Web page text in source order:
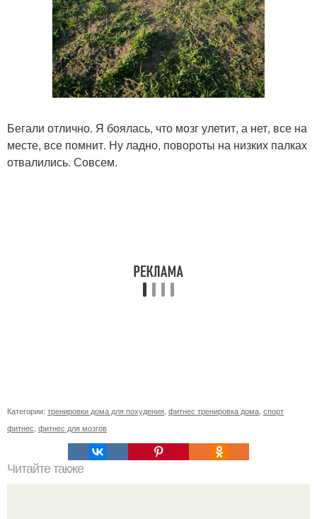
Бегали отлично. Я боялась, что мозг улетит, а нет, все на
месте, все помнит. Ну ладно, повороты на низких палках
отвалились. Совсем.
Категории: тренировки дома для похудения фитнес тренировка дома спорт
фитнес фитнес для мозгов
Читайте также